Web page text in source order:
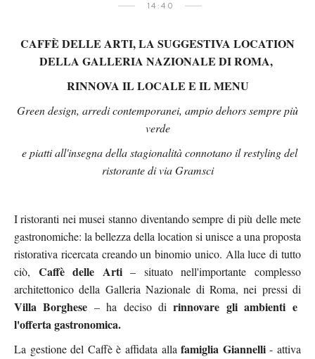
14:40
CAFFÈ DELLE ARTI, LA SUGGESTIVA LOCATION
DELLA GALLERIA NAZIONALE DI ROMA,
RINNOVA IL LOCALE E IL MENU
Green design, arredi contemporanei, ampio dehors sempre più
verde
e piatti all'insegna della stagionalità connotano il restyling del
ristorante di via Gramsci
I ristoranti nei musei stanno diventando sempre di più delle mete
gastronomiche: la bellezza della location si unisce a una proposta
ristorativa ricercata creando un binomio unico. Alla luce di tutto
ciò, Caffè delle Arti– situato nell'importante complesso
architettonico della Galleria Nazionale di Roma, nei pressi di
Villa Borghese – ha deciso dirinnovare gli ambienti e
l'offerta gastronomica.
La gestione del Caffè è affidata allafamiglia Giannelli- attiva